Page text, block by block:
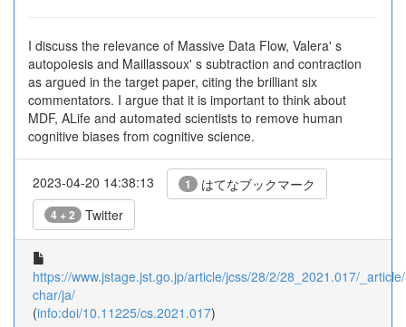
I discuss the relevance of Massive Data Flow, Valera' s
autopoiesis and Maillassoux' s subtraction and contraction
as argued in the target paper, citing the brilliant six
commentators. I argue that it is important to think about
MDF, ALife and automated scientists to remove human
cognitive biases from cognitive science.
2023-04-20 14:38:13 1 はてなブックマーク
4 + 2 Twitter
https://www.jstage.jst.go.jp/article/jcss/28/2/28_2021.017/
char/ja/
(info:doi/10.11225/cs.2021.017)